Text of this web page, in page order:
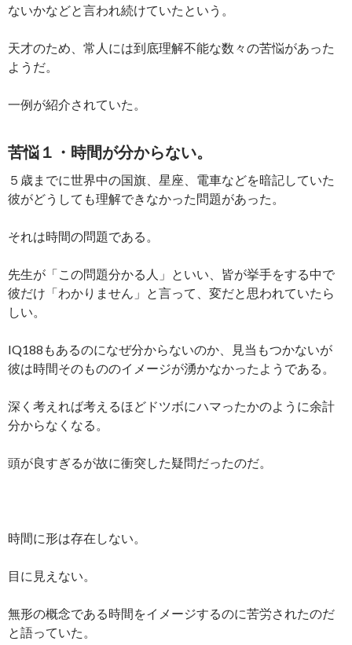
ないかなどと言われ続けていたという。
天才のため、常人には到底理解不能な数々の苦悩があった
ようだ。
一例が紹介されていた。
苦悩１・時間が分からない。
５歳までに世界中の国旗、星座、電車などを暗記していた
彼がどうしても理解できなかった問題があった。
それは時間の問題である。
先生が「この問題分かる人」といい、皆が挙手をする中で
彼だけ「わかりません」と言って、変だと思われていたら
しい。
IQ188もあるのになぜ分からないのか、見当もつかないが
彼は時間そのもののイメージが湧かなかったようである。
深く考えれば考えるほどドツボにハマったかのように余計
分からなくなる。
頭が良すぎるが故に衝突した疑問だったのだ。
時間に形は存在しない。
目に見えない。
無形の概念である時間をイメージするのに苦労されたのだ
と語っていた。